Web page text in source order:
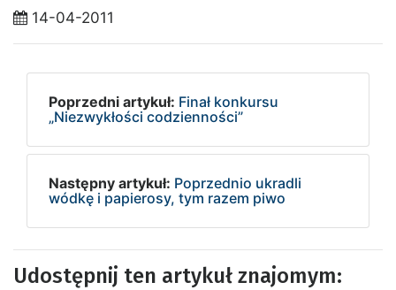
14-04-2011
Poprzedni artykuł: Finał konkursu
„Niezwykłości codzienności”
Następny artykuł: Poprzednio ukradli
wódkę i papierosy, tym razem piwo
Udostępnij ten artykuł znajomym: